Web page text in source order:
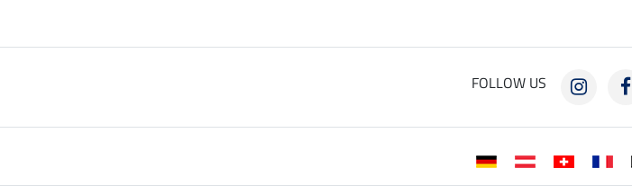
FOLLOW US